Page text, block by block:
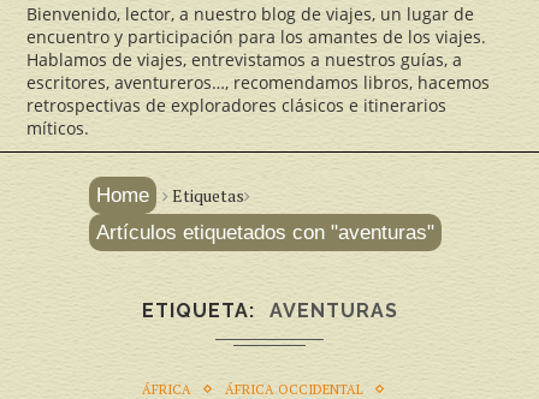
Bienvenido, lector, a nuestro blog de viajes, un lugar de
encuentro y participación para los amantes de los viajes.
Hablamos de viajes, entrevistamos a nuestros guías, a
escritores, aventureros…, recomendamos libros, hacemos
retrospectivas de exploradores clásicos e itinerarios
míticos.
Home
Etiquetas
Artículos etiquetados con "aventuras"
ETIQUETA AVENTURAS
ÁFRICA
ÁFRICA OCCIDENTAL